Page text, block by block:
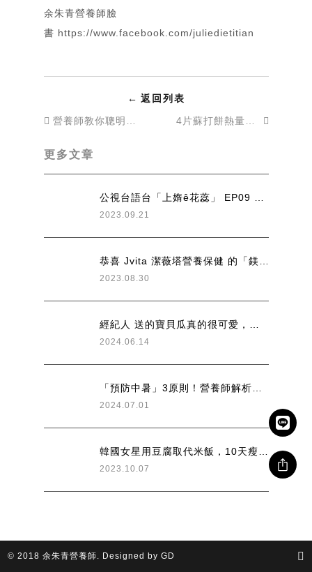
余朱青營養師臉
書 https://www.facebook.com/juliedietitian
← 返回列表
更多文章
2023.09.21
2023.08.30
2024.06.14
2024.07.01
2023.10.07
© 2018 余朱青營養師. Designed by GD